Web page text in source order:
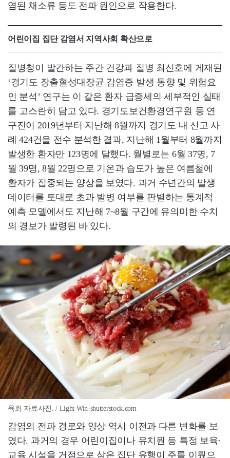
염된 채소류 등도 전파 원인으로 작용한다.
어린이집 집단 감염서 지역사회 확산으로
질병청이 발간하는 주간 건강과 질병 최신호에 게재된
‘경기도 장출혈성대장균 감염증 발생 동향 및 위험요
인 분석’ 연구는 이 같은 환자 급증세의 세부적인 실태
를 고스란히 담고 있다. 경기도보건환경연구원 등 연
구진이 2019년부터 지난해 8월까지 경기도 내 신고 사
례 424건을 전수 분석한 결과, 지난해 1월부터 8월까지
발생한 환자만 123명에 달했다. 월별로는 6월 37명, 7
월 39명, 8월 22명으로 기온과 습도가 높은 여름철에
환자가 집중되는 양상을 보였다. 과거 수년간의 발생
데이터를 토대로 초과 발병 여부를 판별하는 통계적
예측 모델에서도 지난해 7~8월 구간에 유의미한 수치
의 경보가 발령된 바 있다.
육회 자료사진. / Light Win-shutterstock.com
감염의 전파 경로와 양상 역시 이전과 다른 변화를 보
였다. 과거의 경우 어린이집이나 유치원 등 특정 보육·
교육 시설을 거점으로 삼은 집단 유행이 주를 이뤘으